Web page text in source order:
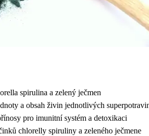
spirulina a zelený ječmen
a obsah živin jednotlivých
pro imunitní systém a detoxikaci
chlorelly spiruliny a zeleného ječmene